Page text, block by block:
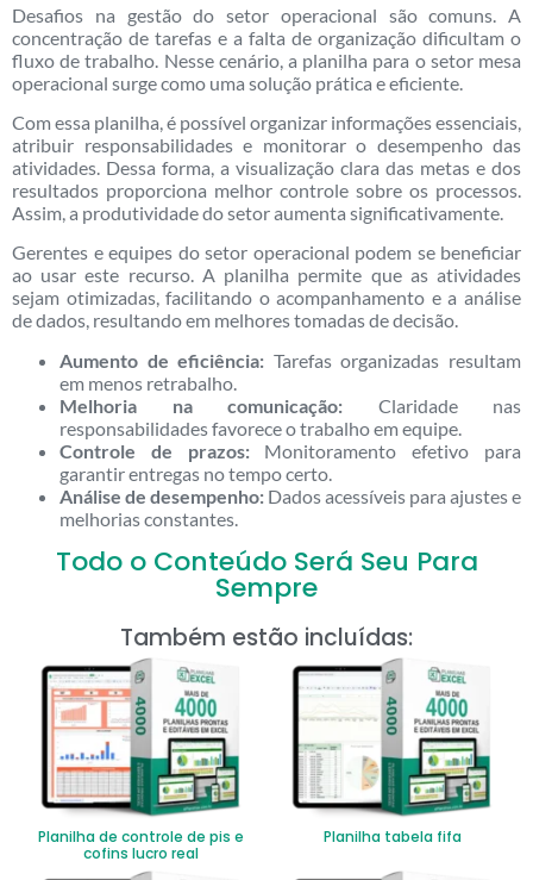
Desafios na gestão do setor operacional são comuns. A
concentração de tarefas e a falta de organização dificultam o
fluxo de trabalho. Nesse cenário, a planilha para o setor mesa
operacional surge como uma solução prática e eficiente.
Com essa planilha, é possível organizar informações essenciais,
atribuir responsabilidades e monitorar o desempenho das
atividades. Dessa forma, a visualização clara das metas e dos
resultados proporciona melhor controle sobre os processos.
Assim, a produtividade do setor aumenta significativamente.
Gerentes e equipes do setor operacional podem se beneficiar
ao usar este recurso. A planilha permite que as atividades
sejam otimizadas, facilitando o acompanhamento e a análise
de dados, resultando em melhores tomadas de decisão.
Aumento de eficiência: Tarefas organizadas resultam
em menos retrabalho.
Melhoria na comunicação: Claridade nas
responsabilidades favorece o trabalho em equipe.
Controle de prazos:Monitoramento efetivo para
garantir entregas no tempo certo.
Análise de desempenho: Dados acessíveis para ajustes e
melhorias constantes.
Todo o Conteúdo Será Seu Para
Sempre
Também estão incluídas:
Planilha de controle de pis e
cofins lucro real
Planilha tabela fifa